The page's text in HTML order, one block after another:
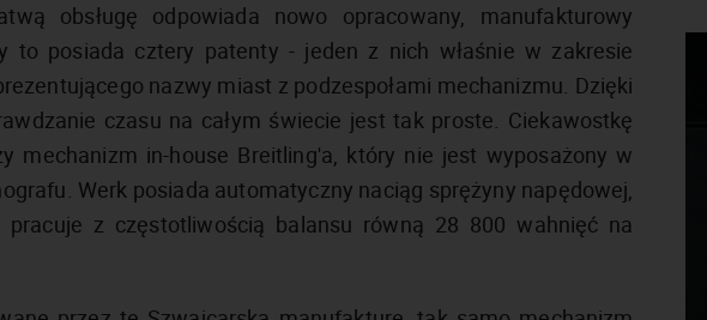
obsługę odpowiada nowo opracowany, manufakturowy
to posiada cztery patenty - jeden z nich właśnie w zakresie
nazwy miast z podzespołami mechanizmu. Dzięki
czasu na całym świecie jest tak proste. Ciekawostkę
mechanizm in-house Breitling'a, który nie jest wyposażony w
Werk posiada automatyczny naciąg sprężyny napędowej,
z częstotliwością balansu równą 28 800 wahnięć na